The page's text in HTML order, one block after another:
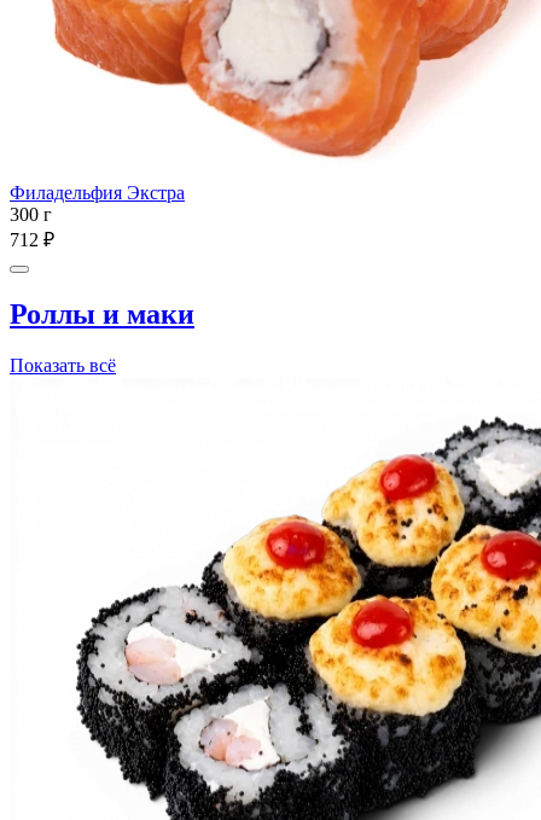
Филадельфия Экстра
300 г
712 ₽
Роллы и маки
Показать всё